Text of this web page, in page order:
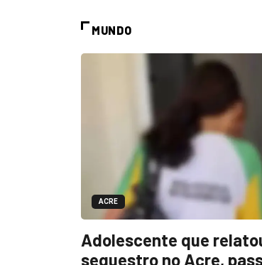
MUNDO
ACRE
Adolescente que
sequestro no Acre,